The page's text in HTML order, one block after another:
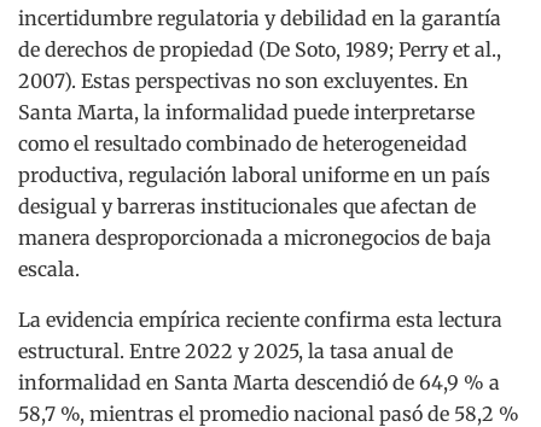
incertidumbre regulatoria y debilidad en la garantía
de derechos de propiedad (De Soto, 1989; Perry et al.,
2007). Estas perspectivas no son excluyentes. En
Santa Marta, la informalidad puede interpretarse
como el resultado combinado de heterogeneidad
productiva, regulación laboral uniforme en un país
desigual y barreras institucionales que afectan de
manera desproporcionada a micronegocios de baja
escala.
La evidencia empírica reciente confirma esta lectura
estructural. Entre 2022 y 2025, la tasa anual de
informalidad en Santa Marta descendió de 64,9 % a
58,7 %, mientras el promedio nacional pasó de 58,2 %